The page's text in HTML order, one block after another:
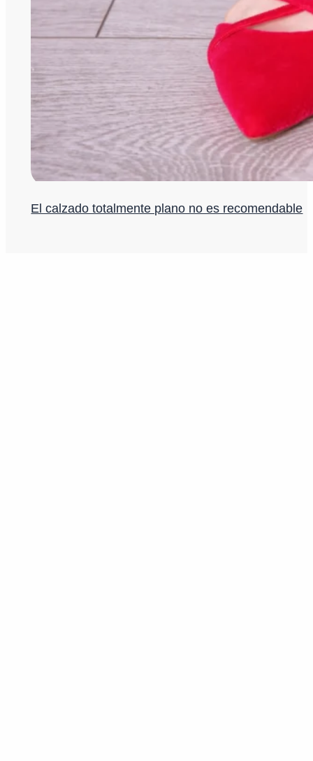
El calzado totalmente plano no es recomendable